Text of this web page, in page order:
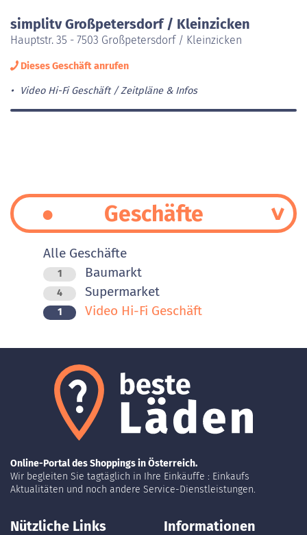
simplitv Großpetersdorf / Kleinzicken
Hauptstr. 35 - 7503 Großpetersdorf / Kleinzicken
Dieses Geschäft anrufen
Video Hi-Fi Geschäft Zeitpläne & Infos
Geschäfte
Alle Geschäfte
1 Baumarkt
4 Supermarket
1 Video Hi-Fi Geschäft
Online-Portal des Shoppings in Österreich.
Wir begleiten Sie tagtäglich in Ihre Einkäuffe : Einkaufs
Aktualitäten und noch andere Service-Dienstleistungen.
Nützliche Links Informationen